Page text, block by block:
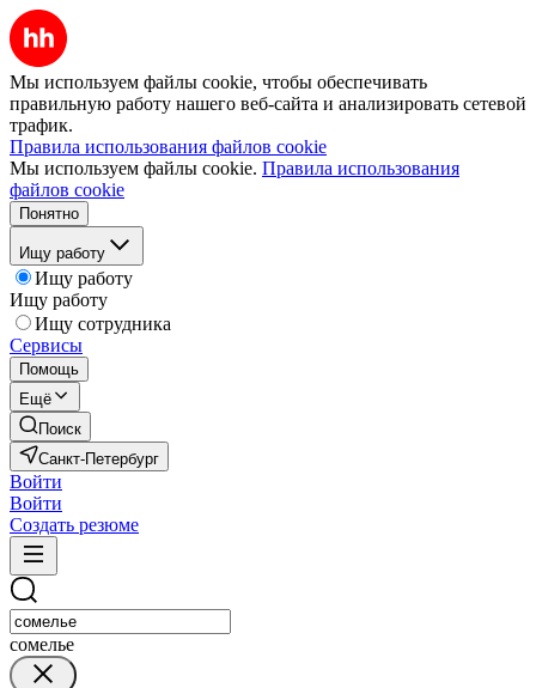
Мы используем файлы cookie, чтобы обеспечивать
правильную работу нашего веб-сайта и анализировать сетевой
трафик.
Правила использования файлов cookie
Мы используем файлы cookie. Правила использования
файлов cookie
Понятно
Ищу работу
Ищу работу
Ищу работу
Ищу сотрудника
Сервисы
Помощь
Ещё
Поиск
Санкт-Петербург
Войти
Войти
Создать резюме
сомелье